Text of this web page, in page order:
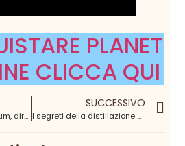
PLANET
CLICCA QUI
Come ti invecchio il rum, diretta gratuita YouTube
SUCCESSIVO
I segreti della distillazione del rum, diretta gratuita YouTube